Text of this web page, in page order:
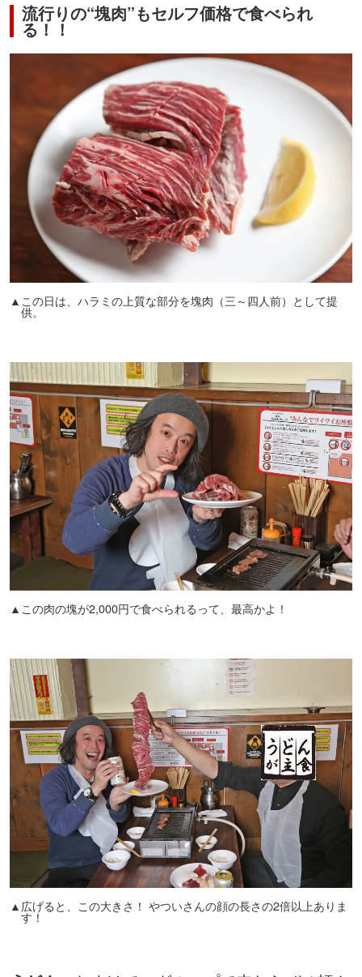
流行りの“塊肉”もセルフ価格で食べられ
る！！
▲この日は、ハラミの上質な部分を塊肉（三～四人前）として提
供。
▲この肉の塊が2,000円で食べられるって、最高かよ！
▲広げると、この大きさ！ やついさんの顔の長さの2倍以上ありま
す！